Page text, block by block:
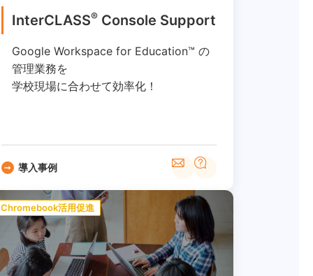
InterCLASS® ︎ Console Support
Google Workspace for Education™ の
管理業務を
学校現場に合わせて効率化！
導入事例
Chromebook活用促進